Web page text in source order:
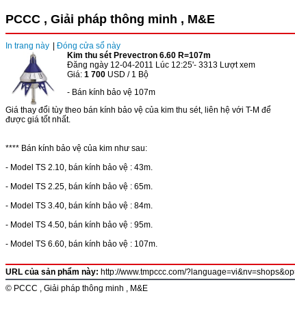
PCCC , Giải pháp thông minh , M&E
In trang này
Đóng cửa sổ này
Kim thu sét Prevectron 6.60 R=107m
Đăng ngày 12-04-2011 Lúc 12:25'- 3313 Lượt xem
Giá: 1 700 USD / 1 Bộ
- Bán kính bảo vệ 107m
Giá thay đổi tùy theo bán kính bảo vệ của kim thu sét, liên hệ với T-M để
được giá tốt nhất.
**** Bán kính bảo vệ của kim như sau:
- Model TS 2.10, bán kính bảo vệ : 43m.
- Model TS 2.25, bán kính bảo vệ : 65m.
- Model TS 3.40, bán kính bảo vệ : 84m.
- Model TS 4.50, bán kính bảo vệ : 95m.
- Model TS 6.60, bán kính bảo vệ : 107m.
URL của sản phẩm này: http://www.tmpccc.com/
© PCCC , Giải pháp thông minh , M&E